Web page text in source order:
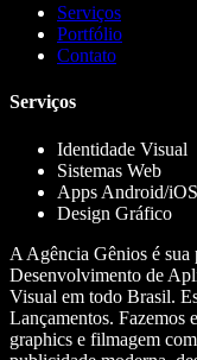
Serviços
Portfólio
Contato
Serviços
Identidade Visual
Sistemas Web
Apps Android/iOS
Design Gráfico
A Agência Gênios é sua
Desenvolvimento de
Visual em todo Brasil.
Lançamentos. Fazemos
graphics e filmagem